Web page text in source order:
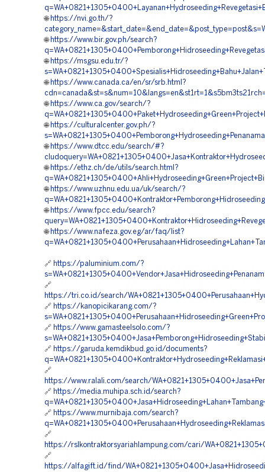
🌐 https://nvi.go.th/?
🌐 https://www.bir.gov.ph/search?
🌐 https://msgsu.edu.tr/?
🌐 https://www.canada.ca/en/sr/srb.html?
🌐 https://www.ca.gov/search/?
🌐 https://culturalcenter.gov.ph/?
🌐 https://www.dtcc.edu/search/#?
🌐 https://ethz.ch/de/utils/search.html?
🌐 https://www.uzhnu.edu.ua/uk/search/?
🌐 https://www.fpcc.edu/search?
🌐 https://www.nafeza.gov.eg/ar/faq/list?
🔗 https://paluminium.com/?
🔗
https://tri.co.id/search/
🔗 https://kanopicikarang.com/?
🔗 https://www.gamasteelsolo.com/?
🔗 https://garuda.kemdikbud.go.id/documents?
🔗
https://www.ralali.com/search/
🔗 https://media.muhipa.sch.id/search?
🔗 https://www.murnibaja.com/search?
🔗
https://rslkontraktorsyariahlampung.com/cari/
🔗
https://alfagift.id/find/